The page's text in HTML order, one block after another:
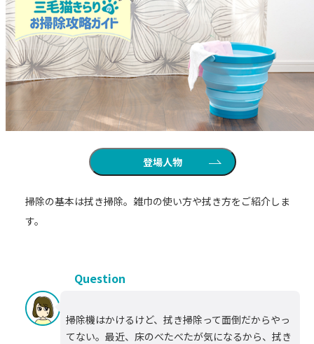
登場人物
掃除の基本は拭き掃除。雑巾の使い方や拭き方をご紹介しま
す。
Question
掃除機はかけるけど、拭き掃除って面倒だからやっ
てない。最近、床のべたべたが気になるから、拭き